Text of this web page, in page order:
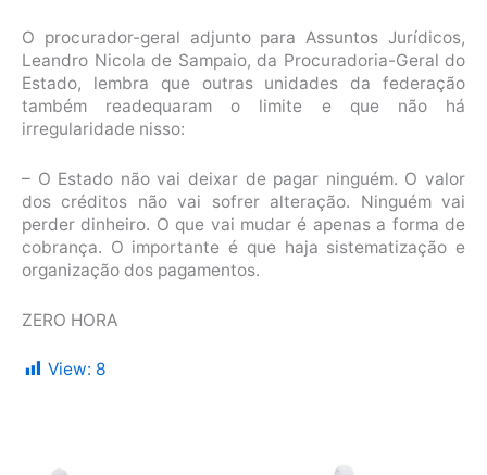
O procurador-geral adjunto para Assuntos Jurídicos,
Leandro Nicola de Sampaio, da Procuradoria-Geral do
Estado, lembra que outras unidades da federação
também readequaram o limite e que não há
irregularidade nisso:
– O Estado não vai deixar de pagar ninguém. O valor
dos créditos não vai sofrer alteração. Ninguém vai
perder dinheiro. O que vai mudar é apenas a forma de
cobrança. O importante é que haja sistematização e
organização dos pagamentos.
ZERO HORA
View: 8